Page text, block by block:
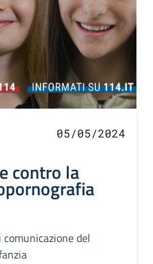
05/05/2024
contro la
del